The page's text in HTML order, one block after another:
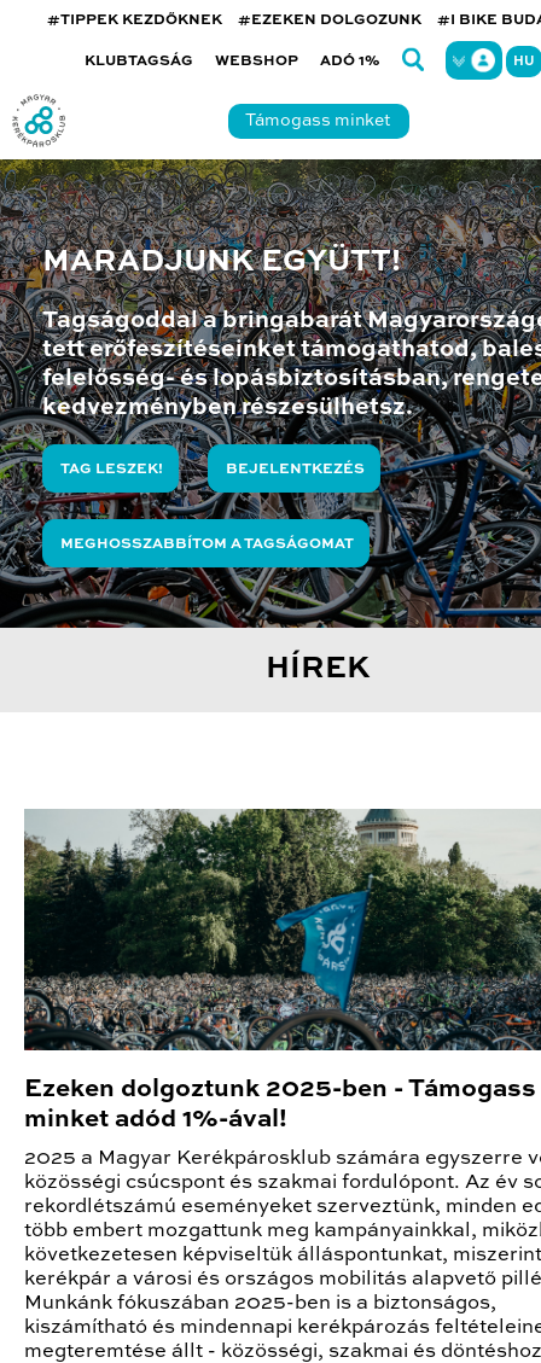
#TIPPEK KEZDŐKNEK #EZEKEN DOLGOZUNK #I BIKE
KLUBTAGSÁG WEBSHOP ADÓ 1% HU
Támogass minket
MARADJUNK EGYÜTT!
Tagságoddal a bringabarát
tett erőfeszítéseinket támogathatod,
felelősség- és lopásbiztosításban,
kedvezményben részesülhetsz.
TAG LESZEK! BEJELENTKEZÉS
MEGHOSSZABBÍTOM A TAGSÁGOMAT
HÍREK
Ezeken dolgoztunk 2025-ben - Támogass
minket adód 1%-ával!
2025 a Magyar Kerékpárosklub számára egyszerre
közösségi csúcspont és szakmai fordulópont. Az év
rekordlétszámú eseményeket szerveztünk, minden
több embert mozgattunk meg kampányainkkal,
következetesen képviseltük álláspontunkat,
kerékpár a városi és országos mobilitás alapvető
Munkánk fókuszában 2025-ben is a biztonságos,
kiszámítható és mindennapi kerékpározás
megteremtése állt - közösségi, szakmai és